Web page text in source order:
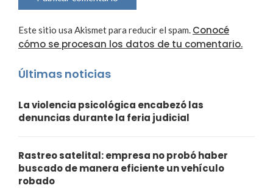
Este sitio usa Akismet para reducir el spam. Conocé
cómo se procesan los datos de tu comentario.
Últimas noticias
La violencia psicológica encabezó las
denuncias durante la feria judicial
Rastreo satelital: empresa no probó haber
buscado de manera eficiente un vehículo
robado